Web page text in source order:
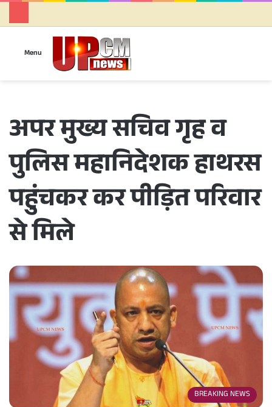
Menu
अपर मुख्य सचिव गृह व
पुलिस महानिदेशक हाथरस
पहुंचकर कर पीड़ित परिवार
से मिले
BREAKING NEWS